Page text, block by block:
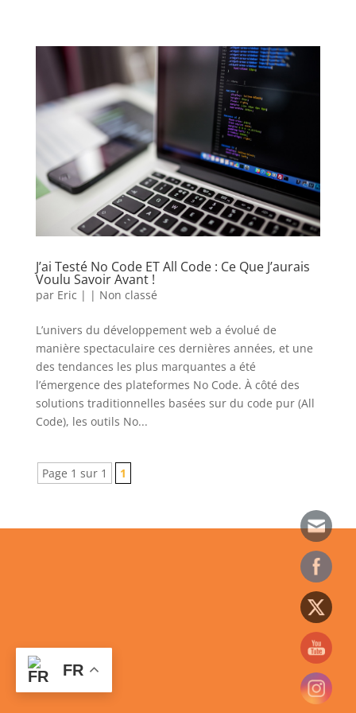
J’ai Testé No Code ET All Code : Ce Que J’aurais
Voulu Savoir Avant !
par Eric | | Non classé
L’univers du développement web a évolué de
manière spectaculaire ces dernières années, et une
des tendances les plus marquantes a été
l’émergence des plateformes No Code. À côté des
solutions traditionnelles basées sur du code pur (All
Code), les outils No...
Page 1 sur 1 1
FR